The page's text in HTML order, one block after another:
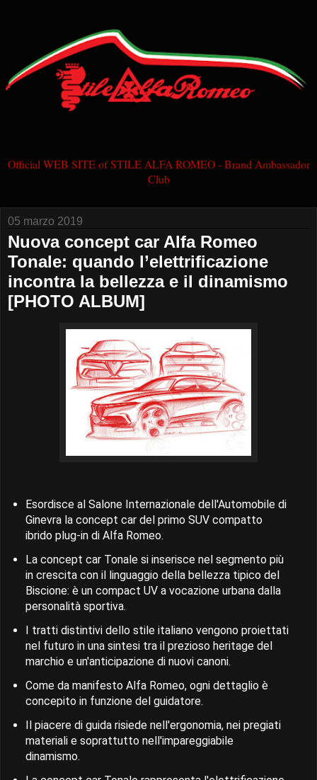
Official WEB SITE of STILE ALFA ROMEO - Brand Ambassador
Club
05 marzo 2019
Nuova concept car Alfa Romeo
Tonale: quando l’elettrificazione
incontra la bellezza e il dinamismo
[PHOTO ALBUM]
Esordisce al Salone Internazionale dell'Automobile di
Ginevra la concept car del primo SUV compatto
ibrido plug-in di Alfa Romeo.
La concept car Tonale si inserisce nel segmento più
in crescita con il linguaggio della bellezza tipico del
Biscione: è un compact UV a vocazione urbana dalla
personalità sportiva.
I tratti distintivi dello stile italiano vengono proiettati
nel futuro in una sintesi tra il prezioso heritage del
marchio e un'anticipazione di nuovi canoni.
Come da manifesto Alfa Romeo, ogni dettaglio è
concepito in funzione del guidatore.
Il piacere di guida risiede nell'ergonomia, nei pregiati
materiali e soprattutto nell'impareggiabile
dinamismo.